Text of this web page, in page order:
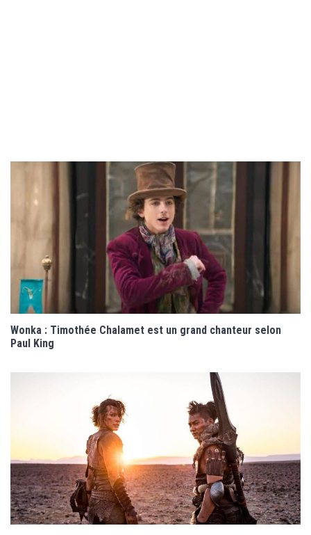
Wonka : Timothée Chalamet est un grand chanteur selon
Paul King